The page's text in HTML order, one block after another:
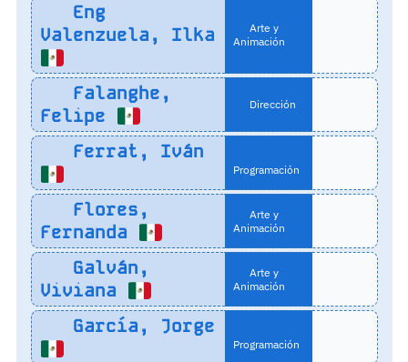
Eng
Valenzuela, Ilka
Arte y
Animación
Falanghe,
Felipe
Dirección
Ferrat, Iván
Programación
Flores,
Fernanda
Arte y
Animación
Galván,
Viviana
Arte y
Animación
García, Jorge
Programación